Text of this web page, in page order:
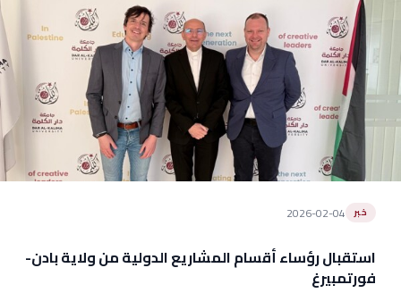
خبر 2026-02-04
استقبال رؤساء أقسام المشاريع الدولية من ولاية بادن-
فورتمبيرغ